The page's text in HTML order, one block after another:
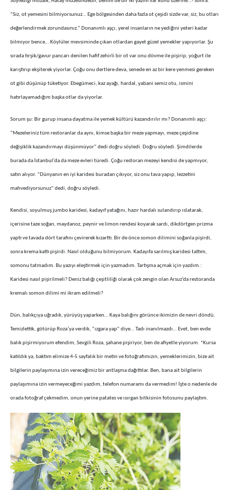
“Siz, ot yemesini bilmiyorsunuz… Ege bölgesinden daha fazla ot çeşidi sizde var, siz, bu otları
değerlendirmek zorundasınız.” Donanımlı aşçı, yerel insanların ne yediğini yeteri kadar
bilmiyor bence… Köylüler mevsiminde çıkan otlardan gayet güzel yemekler yapıyorlar. Şu
sırada tırşik/gavur pancarı denilen hafif zehirli bir ot var onu dövme ile pişirip, yoğurt ile
karıştırıp ekşiterek yiyorlar. Çoğu onu dertlere deva, senede en az bir kere yenmesi gereken
ot gibi düşünüp tüketiyor. Ebegümeci, kaz ayağı, hardal, yabani semiz otu, ismini
hatırlayamadığım başka otlar da yiyorlar.
Sorum şu: Bir gurup insana dayatma ile yemek kültürü kazandırılır mı? Donanımlı aşçı:
“Mezeleriniz tüm restoranlar da aynı, kimse başka bir meze yapmayı, meze çeşidine
değişiklik kazandırmayı düşünmüyor” dedi doğru söyledi. Doğru söyledi. Şimdilerde
burada da İstanbul’da da meze evleri türedi. Çoğu restoran mezeyi kendisi de yapmıyor,
satın alıyor. “Dünyanın en iyi karidesi buradan çıkıyor, siz onu tava yapıp, lezzetini
mahvediyorsunuz” dedi, doğru söyledi.
Kendisi, soyulmuş jumbo karidesi, kadayıf yatağını, hazır hardalı sulandırıp ıslatarak,
içerisine taze soğan, maydanoz, peynir ve limon rendesi koyarak sardı, dikdörtgen prizma
yaptı ve tavada dört tarafını çevirerek kızarttı. Bir de önce somon dilimini soğanla pişirdi,
sonra krema kattı pişirdi. Nasıl olduğunu bilmiyorum. Kadayıfa sarılmış karidesi tattım,
somonu tatmadım. Bu yazıyı eleştirmek için yazmadım. Tartışma açmak için yazdım.:
Karidesi nasıl pişirilmeli? Deniz balığı çeşitliliği olarak çok zengin olan Arsuz’da restoranda
kremalı somon dilimi mi ikram edilmeli?
Dün, balıkçıya uğradık, yürüyüş yaparken… Kaya balığını görünce ikimizin de nevri döndü.
Temizlettik, götürüp Roza’ya verdik, “ızgara yap” diye… Tadı inanılmazdı… Evet, ben evde
balık pişirmiyorum efendim, Sevgili Roza, şahane pişiriyor, ben de afiyetle yiyorum. *Kursa
katıldık ya, baktım elimize 4-5 sayfalık bir metin ve fotoğrafımızın, yemeklerimizin, bize ait
bilgilerin paylaşımına izin vereceğimiz bir antlaşma dağıttılar. Ben, bana ait bilgilerin
paylaşımına izin vermeyeceğimi yazdım, telefon numaramı da vermedim! İşte o nedenle de
orada fotoğraf çekmedim, onun yerine patates ve ısırgan bitkisinin fotosunu paylaştım.